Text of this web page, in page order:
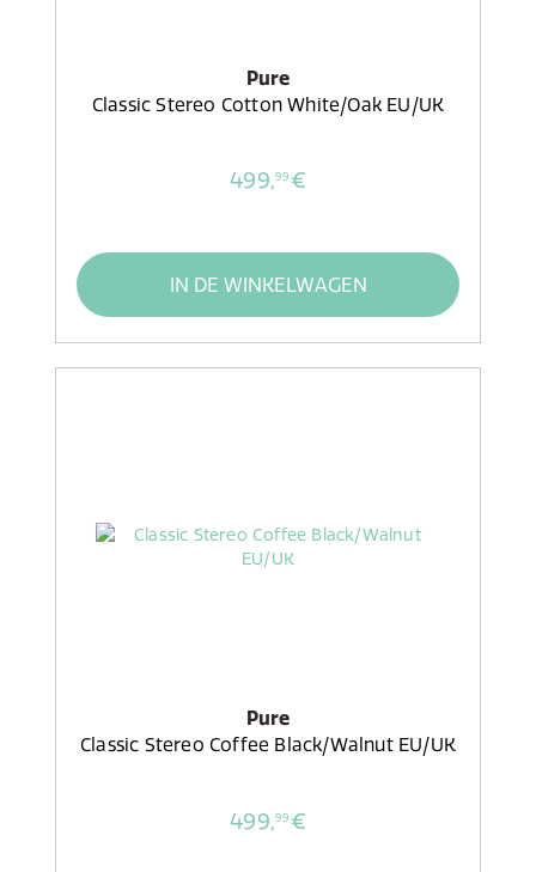
Pure
Classic Stereo Cotton White/Oak EU/UK
499,99 €
IN DE WINKELWAGEN
Pure
Classic Stereo Coffee Black/Walnut EU/UK
499,99 €